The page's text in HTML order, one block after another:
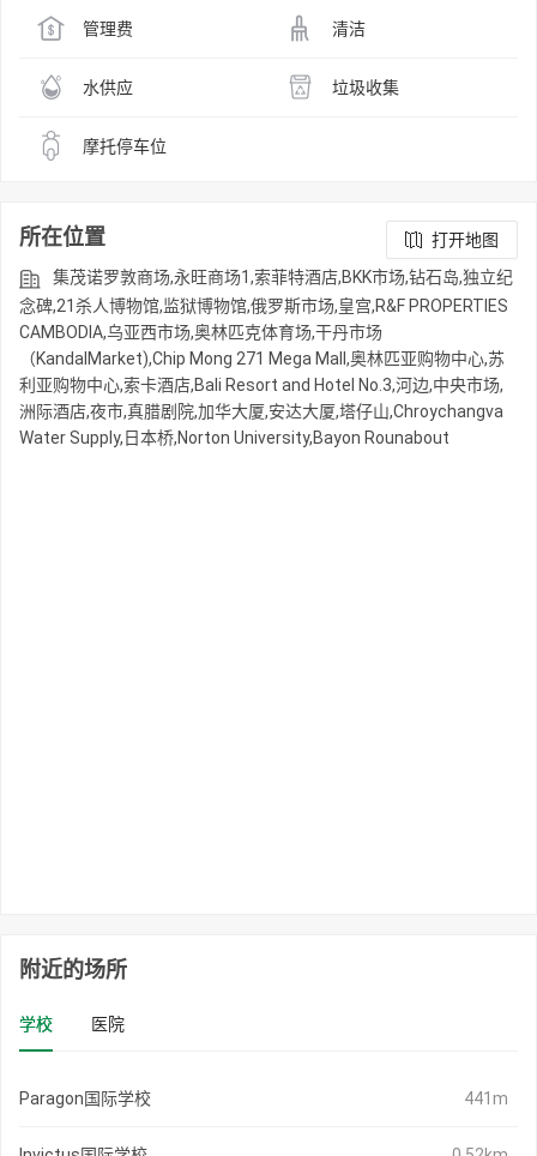
管理费 清洁
水供应 垃圾收集
摩托停车位
所在位置
打开地图
集茂诺罗敦商场,永旺商场1,索菲特酒店,BKK市场,钻石岛,独立纪
念碑,21杀人博物馆,监狱博物馆,俄罗斯市场,皇宫,R&F PROPERTIES
CAMBODIA,乌亚西市场,奥林匹克体育场,干丹市场
（KandalMarket),Chip Mong 271 Mega Mall,奥林匹亚购物中心,苏
利亚购物中心,索卡酒店,Bali Resort and Hotel No.3,河边,中央市场,
洲际酒店,夜市,真腊剧院,加华大厦,安达大厦,塔仔山,Chroychangva
Water Supply,日本桥,Norton University,Bayon Rounabout
附近的场所
学校 医院
Paragon国际学校 441m